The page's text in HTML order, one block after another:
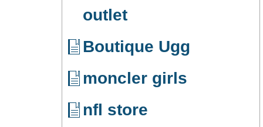
outlet
Boutique Ugg
moncler girls
nfl store